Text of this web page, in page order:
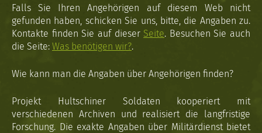
Falls Sie Ihren Angehörigen auf diesem Web nicht
gefunden haben, schicken Sie uns, bitte, die Angaben zu.
Kontakte finden Sie auf dieser Seite. Besuchen Sie auch
die Seite: Was benötigen wir?.
Wie kann man die Angaben über Angehörigen finden?
Projekt Hultschiner Soldaten kooperiert mit
verschiedenen Archiven und realisiert die langfristige
Forschung. Die exakte Angaben über Militärdienst bietet